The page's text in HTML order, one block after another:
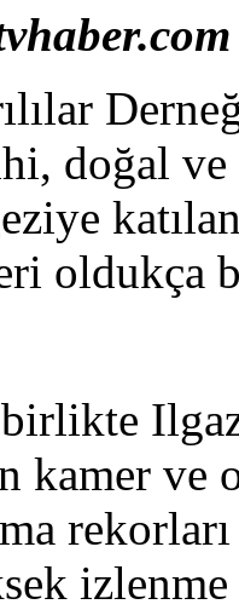
doğal
oldukça
Ilgaz
kamer
izlenme